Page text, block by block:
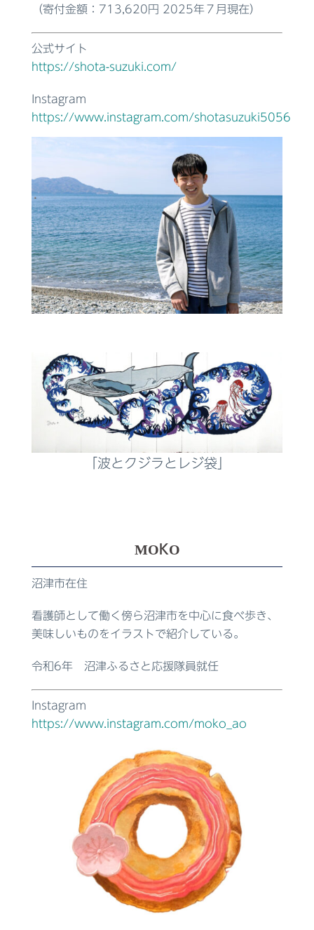
（寄付金額：713,620円 2025年７月現在）
公式サイト
https://shota-suzuki.com/
Instagram
https://www.instagram.com/shotasuzuki5056
「波とクジラとレジ袋」
MOKO
沼津市在住
看護師として働く傍ら沼津市を中心に食べ歩き、
美味しいものをイラストで紹介している。
令和6年 沼津ふるさと応援隊員就任
Instagram
https://www.instagram.com/moko_ao